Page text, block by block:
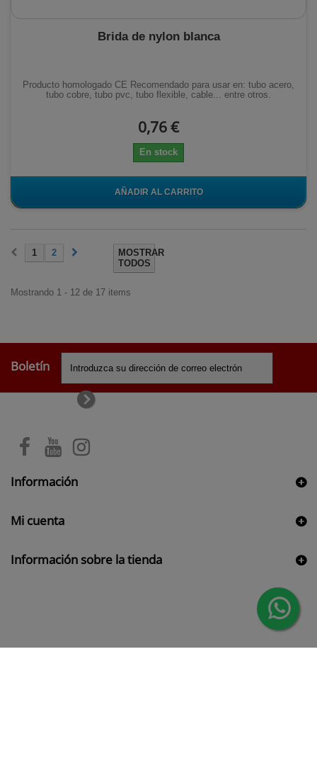
Brida de nylon blanca
Producto homologado CE Recomendado para usar en: tubo acero,
tubo cobre, tubo pvc, tubo flexible, cable... entre otros.
0,76 €
En stock
AÑADIR AL CARRITO
MOSTRAR
TODOS
1 2
Mostrando 1 - 12 de 17 items
Boletín
Información
Mi cuenta
Información sobre la tienda